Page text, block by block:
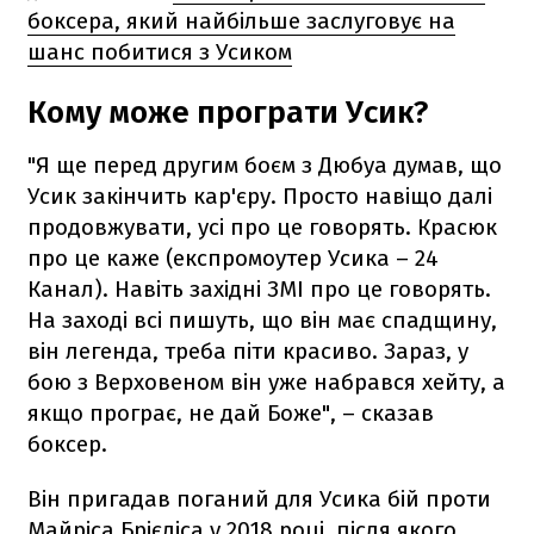
боксера, який найбільше заслуговує на
шанс побитися з Усиком
Кому може програти Усик?
"Я ще перед другим боєм з Дюбуа думав, що
Усик закінчить кар'єру. Просто навіщо далі
продовжувати, усі про це говорять. Красюк
про це каже (експромоутер Усика – 24
Канал). Навіть західні ЗМІ про це говорять.
На заході всі пишуть, що він має спадщину,
він легенда, треба піти красиво. Зараз, у
бою з Верховеном він уже набрався хейту, а
якщо програє, не дай Боже", – сказав
боксер.
Він пригадав поганий для Усика бій проти